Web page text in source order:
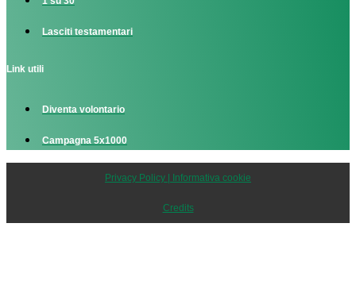
Lasciti testamentari
Link utili
Diventa volontario
Campagna 5x1000
Privacy Policy | Informativa cookie
Credits